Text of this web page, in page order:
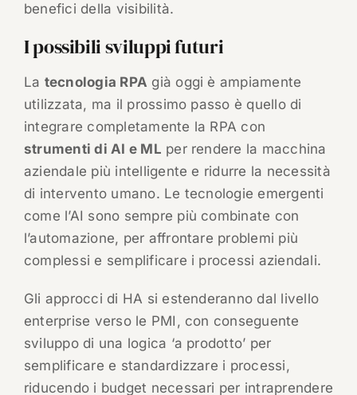
benefici della visibilità.
I possibili sviluppi futuri
La tecnologia RPA già oggi è ampiamente
utilizzata, ma il prossimo passo è quello di
integrare completamente la RPA con
strumenti di AI e ML per rendere la macchina
aziendale più intelligente e ridurre la necessità
di intervento umano. Le tecnologie emergenti
come l’AI sono sempre più combinate con
l’automazione, per affrontare problemi più
complessi e semplificare i processi aziendali.
Gli approcci di HA si estenderanno dal livello
enterprise verso le PMI, con conseguente
sviluppo di una logica ‘a prodotto’ per
semplificare e standardizzare i processi,
riducendo i budget necessari per intraprendere